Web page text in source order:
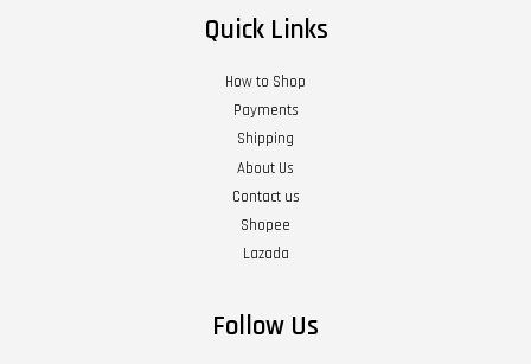
Quick Links
How to Shop
Payments
Shipping
About Us
Contact us
Shopee
Lazada
Follow Us